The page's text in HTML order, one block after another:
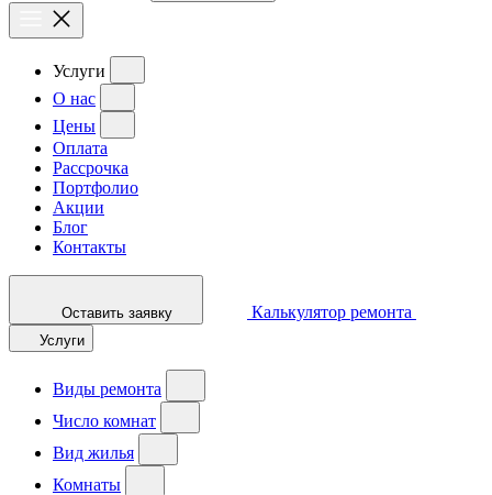
Услуги
О нас
Цены
Оплата
Рассрочка
Портфолио
Акции
Блог
Контакты
Оставить заявку Калькулятор ремонта
Услуги
Виды ремонта
Число комнат
Вид жилья
Комнаты